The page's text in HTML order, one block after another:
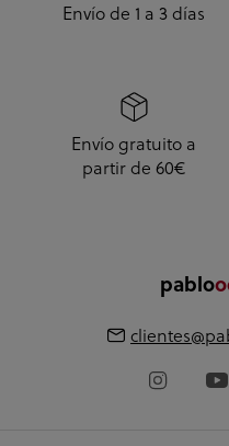
Envío de 1 a 3 días
Envío gratuito a
partir de 60€
pablo